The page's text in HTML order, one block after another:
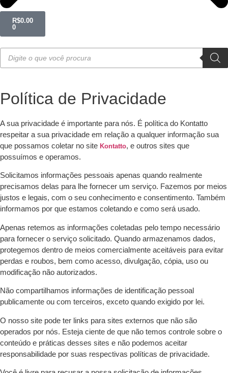
R$0.00
0
Política de Privacidade
A sua privacidade é importante para nós. É política do Kontatto
respeitar a sua privacidade em relação a qualquer informação sua
que possamos coletar no site Kontatto, e outros sites que
possuímos e operamos.
Solicitamos informações pessoais apenas quando realmente
precisamos delas para lhe fornecer um serviço. Fazemos por meios
justos e legais, com o seu conhecimento e consentimento. Também
informamos por que estamos coletando e como será usado.
Apenas retemos as informações coletadas pelo tempo necessário
para fornecer o serviço solicitado. Quando armazenamos dados,
protegemos dentro de meios comercialmente aceitáveis ​​para evitar
perdas e roubos, bem como acesso, divulgação, cópia, uso ou
modificação não autorizados.
Não compartilhamos informações de identificação pessoal
publicamente ou com terceiros, exceto quando exigido por lei.
O nosso site pode ter links para sites externos que não são
operados por nós. Esteja ciente de que não temos controle sobre o
conteúdo e práticas desses sites e não podemos aceitar
responsabilidade por suas respectivas políticas de privacidade.